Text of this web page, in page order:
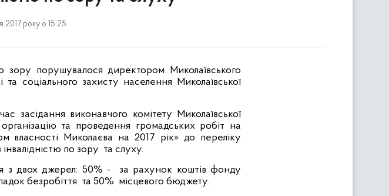
2017 року о 15:25
зору порушувалося директором Миколаївського
соціального захисту населення Миколаївської
засідання виконавчого комітету Миколаївської
та проведення громадських робіт на
власності Миколаєва на 2017 рік» до переліку
по зору та слуху.
з двох джерел: 50% -
за рахунок коштів фонду
безробіття та 50% місцевого бюджету.